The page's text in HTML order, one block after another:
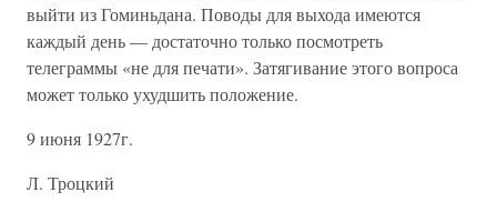
выйти из Гоминьдана. Поводы для выхода имеются
каждый день — достаточно только посмотреть
телеграммы «не для печати». Затягивание этого вопроса
может только ухудшить положение.
9 июня 1927г.
Л. Троцкий